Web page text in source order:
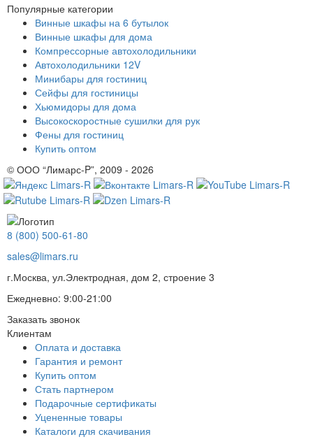
Популярные категории
Винные шкафы на 6 бутылок
Винные шкафы для дома
Компрессорные автохолодильники
Автохолодильники 12V
Минибары для гостиниц
Сейфы для гостиницы
Хьюмидоры для дома
Высокоскоростные сушилки для рук
Фены для гостиниц
Купить оптом
© ООО “Лимарс-P”, 2009 - 2026
8 (800) 500-61-80
sales@limars.ru
г.Москва, ул.Электродная, дом 2, строение 3
Ежедневно: 9:00-21:00
Заказать звонок
Клиентам
Оплата и доставка
Гарантия и ремонт
Купить оптом
Стать партнером
Подарочные сертификаты
Уцененные товары
Каталоги для скачивания